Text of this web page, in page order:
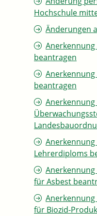
Hochschule
Änderungen
beantragen
beantragen
Lehrerdiploms
Anerkennung
für Asbest
Anerkennung
für Biozid-